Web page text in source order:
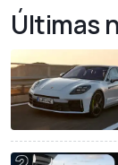
Últimas